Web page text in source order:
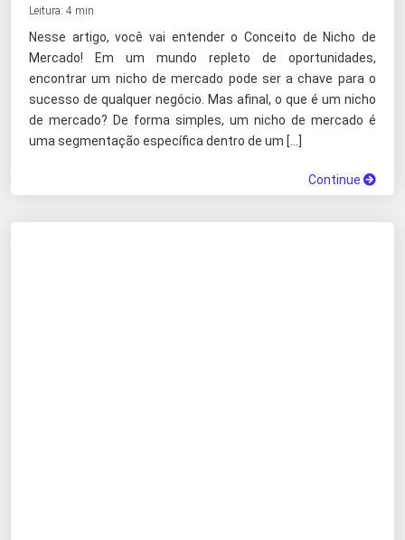
Leitura: 4 min
Nesse artigo, você vai entender o Conceito de Nicho de
Mercado! Em um mundo repleto de oportunidades,
encontrar um nicho de mercado pode ser a chave para o
sucesso de qualquer negócio. Mas afinal, o que é um nicho
de mercado? De forma simples, um nicho de mercado é
uma segmentação específica dentro de um […]
Continue